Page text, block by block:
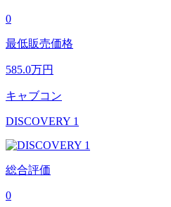
0
最低販売価格
585.0万円
キャブコン
DISCOVERY 1
総合評価
0